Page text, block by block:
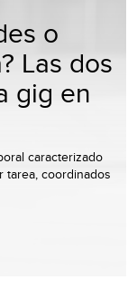
o
Las dos
gig en
caracterizado
coordinados